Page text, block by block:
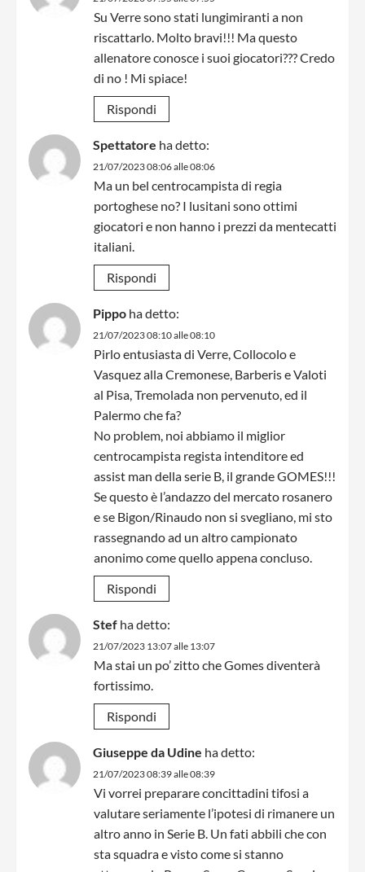
Su Verre sono stati lungimiranti a non
riscattarlo. Molto bravi!!! Ma questo
allenatore conosce i suoi giocatori??? Credo
di no ! Mi spiace!
Rispondi
Spettatore ha detto:
21/07/2023 08:06 alle 08:06
Ma un bel centrocampista di regia
portoghese no? I lusitani sono ottimi
giocatori e non hanno i prezzi da mentecatti
italiani.
Rispondi
Pippo ha detto:
21/07/2023 08:10 alle 08:10
Pirlo entusiasta di Verre, Collocolo e
Vasquez alla Cremonese, Barberis e Valoti
al Pisa, Tremolada non pervenuto, ed il
Palermo che fa?
No problem, noi abbiamo il miglior
centrocampista regista intenditore ed
assist man della serie B, il grande GOMES!!!
Se questo è l’andazzo del mercato rosanero
e se Bigon/Rinaudo non si svegliano, mi sto
rassegnando ad un altro campionato
anonimo come quello appena concluso.
Rispondi
Stef ha detto:
21/07/2023 13:07 alle 13:07
Ma stai un po’ zitto che Gomes diventerà
fortissimo.
Rispondi
Giuseppe da Udine ha detto:
21/07/2023 08:39 alle 08:39
Vi vorrei preparare concittadini tifosi a
valutare seriamente l’ipotesi di rimanere un
altro anno in Serie B. Un fati abbili che con
sta squadra e visto come si stanno